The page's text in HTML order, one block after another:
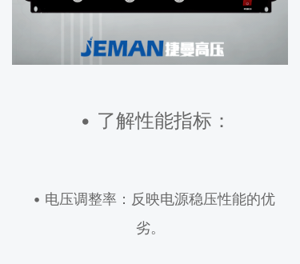
• 了解性能指标：
• 电压调整率：反映电源稳压性能的优
劣。